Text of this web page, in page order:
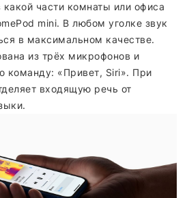
части комнаты или офиса
mini. В любом уголке звук
в максимальном качестве.
из трёх микрофонов и
команду: «Привет, Siri». При
входящую речь от